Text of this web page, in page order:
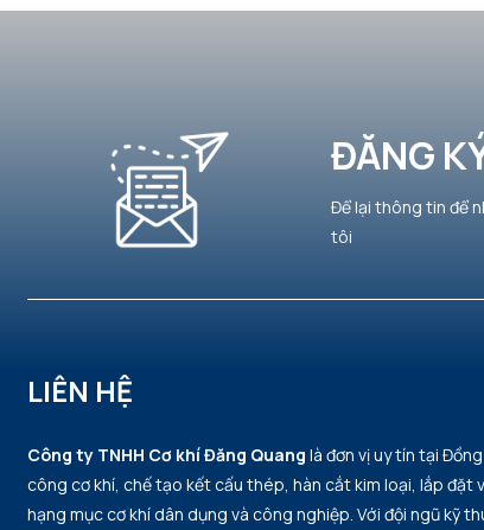
ĐĂNG
Để lại thông tin để
tôi
LIÊN HỆ
Công ty TNHH Cơ khí Đăng Quang là đơn vị uy tín tại
công cơ khí, chế tạo kết cấu thép, hàn cắt kim loại, lắp đặt
hạng mục cơ khí dân dụng và công nghiệp. Với đội ngũ kỹ